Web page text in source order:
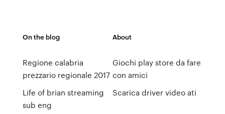
On the blog
Regione calabria
prezzario regionale 2017
Life of brian streaming
sub eng
About
Giochi play store da fare
con amici
Scarica driver video ati